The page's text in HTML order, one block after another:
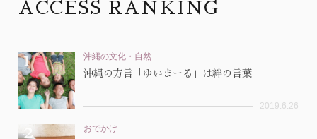
ACCESS RANKING
沖縄の文化・自然
沖縄の方言「ゆいまーる」は絆の言葉
2019.6.26
おでかけ